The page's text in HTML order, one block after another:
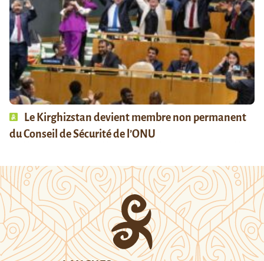
Le Kirghizstan devient membre non permanent
du Conseil de Sécurité de l’ONU